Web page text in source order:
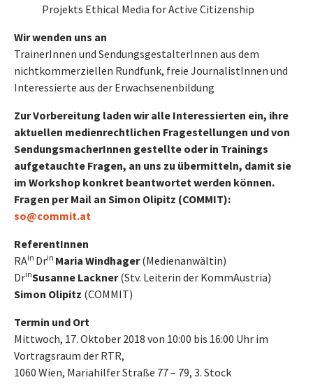
Projekts Ethical Media for Active Citizenship
Wir wenden uns an
TrainerInnen und SendungsgestalterInnen aus dem
nichtkommerziellen Rundfunk, freie JournalistInnen und
Interessierte aus der Erwachsenenbildung
Zur Vorbereitung laden wir alle Interessierten ein, ihre
aktuellen medienrechtlichen Fragestellungen und von
SendungsmacherInnen gestellte oder in Trainings
aufgetauchte Fragen, an uns zu übermitteln, damit sie
im Workshop konkret beantwortet werden können.
Fragen per Mail an Simon Olipitz (COMMIT):
so@commit.at
ReferentInnen
RAin Drin Maria Windhager(Medienanwältin)
DrinSusanne Lackner(Stv. Leiterin der KommAustria)
Simon Olipitz (COMMIT)
Termin und Ort
Mittwoch, 17. Oktober 2018 von 10:00 bis 16:00 Uhr im
Vortragsraum der RTR,
1060 Wien, Mariahilfer Straße 77 – 79, 3. Stock